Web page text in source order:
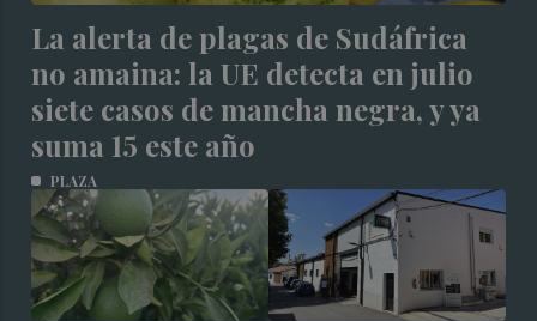
La alerta de plagas de Sudáfrica
no amaina: la UE detecta en julio
siete casos de mancha negra, y ya
suma 15 este año
PLAZA